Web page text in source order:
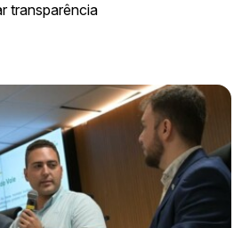
transparência